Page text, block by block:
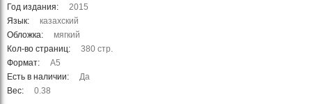
Год издания:
2015
Язык:
казахский
Обложка:
мягкий
Кол-во страниц:
380 стр.
Формат:
А5
Есть в наличии:
Да
Вес:
0.38